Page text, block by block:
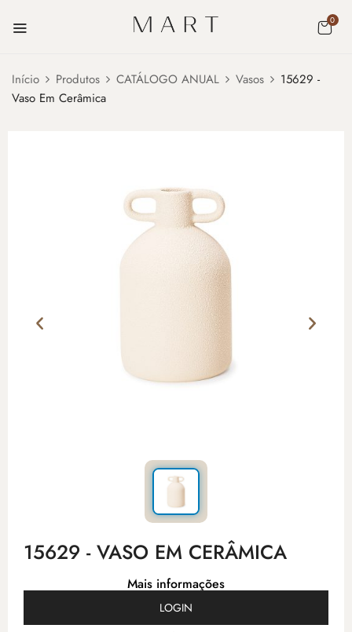
0
Início Produtos CATÁLOGO ANUAL Vasos
15629 -
Vaso Em Cerâmica
15629 - VASO EM CERÂMICA
Mais informações
LOGIN